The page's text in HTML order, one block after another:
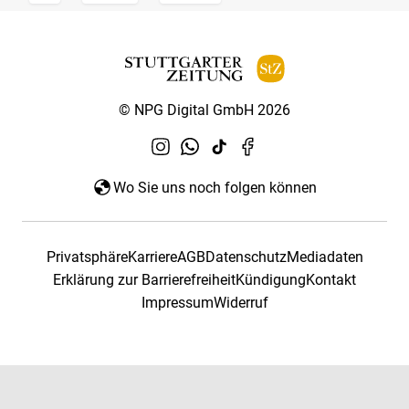
© NPG Digital GmbH 2026
Wo Sie uns noch folgen können
PrivatsphäreKarriereAGBDatenschutzMediadaten
Erklärung zur BarrierefreiheitKündigungKontakt
ImpressumWiderruf